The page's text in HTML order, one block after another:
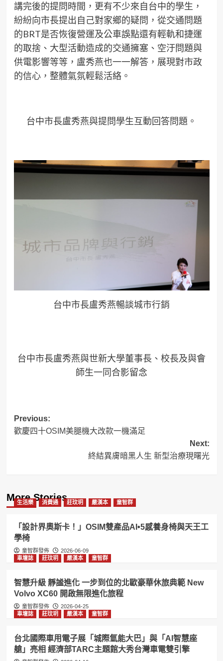
講完後的提問時間，更有不少來自台中的學生，
紛紛向市長提出自己對家鄉的疑問，從交通問題
的BRT是否恢復營運及公車誤點還有輕軌和捷運
的取捨、大型活動造成的交通擁塞、空汙問題與
供電影響等等，盧秀燕也一一解答，展現對市政
的信心，整體氣氛輕鬆活絡。
台中市長盧秀燕與提問學生互動回答問題。
台中市長盧秀燕暢談城市行銷
台中市長盧秀燕與世新大學董事長、校長及與會
師生一同合影留念
Post
navigation
Previous:
歡慶四十OSIM美腿機大改款一機滿足
Next:
終結異膚暗黑人生 新型治療現曙光
More Stories
生活樂 消費通 莊玟玥 嚴漢本 童智群
「設計界奧斯卡！」OSIM雙產品AI•5感養身椅與天王工
學椅
童智群發佈
2026-06-09
車壇誌
莊玟玥 嚴漢本 童智群
智慧升級 靜謐進化 一步到位的北歐豪華休旅典範 New
Volvo XC60 開啟無限進化旅程
童智群發佈
2026-04-25
車壇誌
莊玟玥 嚴漢本 童智群
台北國際車用電子展「城際氫能大巴」與「AI智慧座
艙」亮相 經濟部TARC主題館大秀台灣車電雙引擎